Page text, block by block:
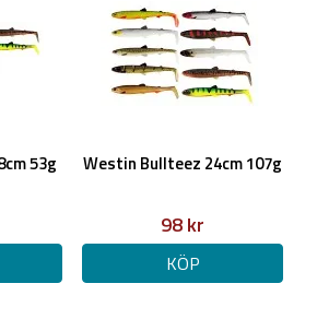
53g Westin Bullteez 24cm 107g
98 kr
KÖP